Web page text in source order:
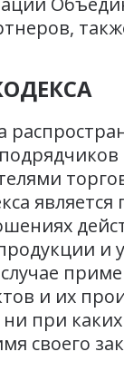
продукции
и их
при
своего